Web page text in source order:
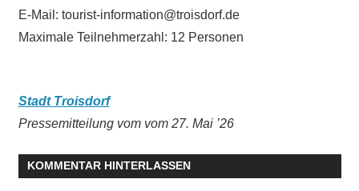
E-Mail: tourist-information@troisdorf.de
Maximale Teilnehmerzahl: 12 Personen
Stadt Troisdorf
Pressemitteilung vom vom 27. Mai ’26
KOMMENTAR HINTERLASSEN